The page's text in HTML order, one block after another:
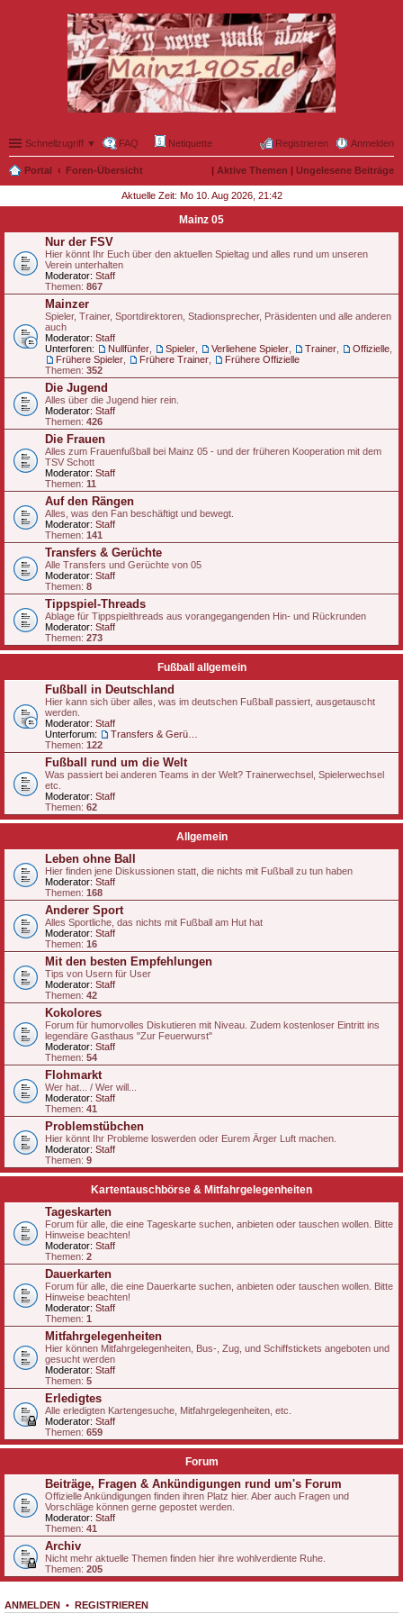
Schnellzugriff ▼ FAQ Netiquette Anmelden
Registrieren
Portal Foren-Übersicht | Aktive Themen | Ungelesene Beiträge
Aktuelle Zeit: Mo 10. Aug 2026, 21:42
Mainz 05
Nur der FSV
Hier könnt Ihr Euch über den aktuellen Spieltag und alles rund um unseren
Verein unterhalten
Moderator: Staff
Themen: 867
Mainzer
Spieler, Trainer, Sportdirektoren, Stadionsprecher, Präsidenten und alle anderen
auch
Moderator: Staff
Unterforen:
Nullfünfer Spieler Verliehene Spieler Trainer Offizielle
Frühere Spieler
Frühere Trainer
Frühere Offizielle
Themen: 352
Die Jugend
Alles über die Jugend hier rein.
Moderator: Staff
Themen: 426
Die Frauen
Alles zum Frauenfußball bei Mainz 05 - und der früheren Kooperation mit dem
TSV Schott
Moderator: Staff
Themen: 11
Auf den Rängen
Alles, was den Fan beschäftigt und bewegt.
Moderator: Staff
Themen: 141
Transfers & Gerüchte
Alle Transfers und Gerüchte von 05
Moderator: Staff
Themen: 8
Tippspiel-Threads
Ablage für Tippspielthreads aus vorangegangenden Hin- und Rückrunden
Moderator: Staff
Themen: 273
Fußball allgemein
Fußball in Deutschland
Hier kann sich über alles, was im deutschen Fußball passiert, ausgetauscht
werden.
Moderator: Staff
Unterforum:
Themen: 122
Fußball rund um die Welt
Was passiert bei anderen Teams in der Welt? Trainerwechsel, Spielerwechsel
etc.
Moderator: Staff
Themen: 62
Allgemein
Leben ohne Ball
Hier finden jene Diskussionen statt, die nichts mit Fußball zu tun haben
Moderator: Staff
Themen: 168
Anderer Sport
Alles Sportliche, das nichts mit Fußball am Hut hat
Moderator: Staff
Themen: 16
Mit den besten Empfehlungen
Tips von Usern für User
Moderator: Staff
Themen: 42
Kokolores
Forum für humorvolles Diskutieren mit Niveau. Zudem kostenloser Eintritt ins
legendäre Gasthaus "Zur Feuerwurst"
Moderator: Staff
Themen: 54
Flohmarkt
Wer hat... / Wer will...
Moderator: Staff
Themen: 41
Problemstübchen
Hier könnt Ihr Probleme loswerden oder Eurem Ärger Luft machen.
Moderator: Staff
Themen: 9
Kartentauschbörse & Mitfahrgelegenheiten
Tageskarten
Forum für alle, die eine Tageskarte suchen, anbieten oder tauschen wollen. Bitte
Hinweise beachten!
Moderator: Staff
Themen: 2
Dauerkarten
Forum für alle, die eine Dauerkarte suchen, anbieten oder tauschen wollen. Bitte
Hinweise beachten!
Moderator: Staff
Themen: 1
Mitfahrgelegenheiten
Hier können Mitfahrgelegenheiten, Bus-, Zug, und Schiffstickets angeboten und
gesucht werden
Moderator: Staff
Themen: 5
Erledigtes
Alle erledigten Kartengesuche, Mitfahrgelegenheiten, etc.
Moderator: Staff
Themen: 659
Forum
Beiträge, Fragen & Ankündigungen rund um's Forum
Offizielle Ankündigungen finden ihren Platz hier. Aber auch Fragen und
Vorschläge können gerne gepostet werden.
Moderator: Staff
Themen: 41
Archiv
Nicht mehr aktuelle Themen finden hier ihre wohlverdiente Ruhe.
Themen: 205
ANMELDEN • REGISTRIEREN